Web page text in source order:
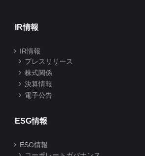
IR情報
IR情報
プレスリリース
株式関係
決算情報
電子公告
ESG情報
ESG情報